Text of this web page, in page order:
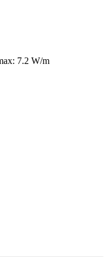
7.2 W/m